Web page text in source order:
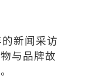
新闻采访
与品牌故